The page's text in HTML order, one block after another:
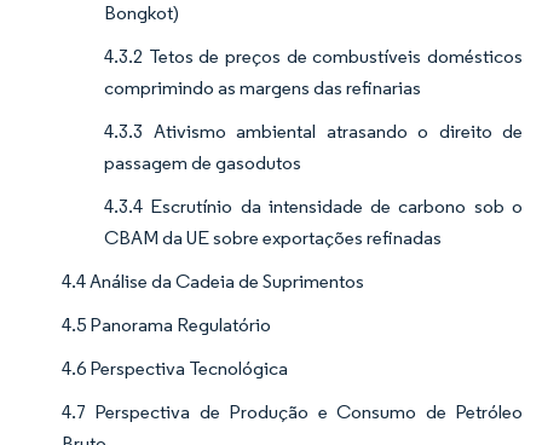
Bongkot)
4.3.2 Tetos de preços de combustíveis domésticos
comprimindo as margens das refinarias
4.3.3 Ativismo ambiental atrasando o direito de
passagem de gasodutos
4.3.4 Escrutínio da intensidade de carbono sob o
CBAM da UE sobre exportações refinadas
4.4 Análise da Cadeia de Suprimentos
4.5 Panorama Regulatório
4.6 Perspectiva Tecnológica
4.7 Perspectiva de Produção e Consumo de Petróleo